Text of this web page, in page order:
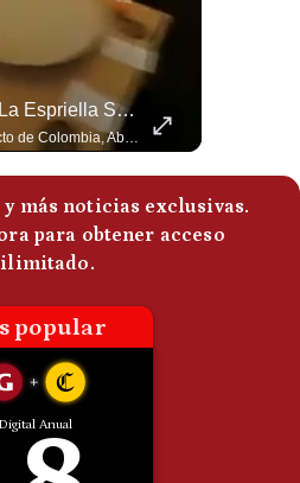
Abelardo De La Espriella Se Reúne Con Javier Milei En Cali | Gestión Mundo
El presidente electo de Colombia, Abelardo de la Espriella, sostuvo una reunión bilateral en Cali con el mandatario argentino Javier Milei. El encuentro se dio pocas horas antes de la ceremonia de investidura presidencial para el periodo 2026-2030, marcando el inicio de una nueva alianza estratégica regional. #DeLaEspriella #JavierMilei #Colombia #Argentina #PoliticaLatina #Shorts 👉 Suscríbete y activa la campana para no perderte nuestro análisis diario. 🌎 Síguenos en nuestras redes sociales: 📌 Web oficial: https://gestion.pe/mundo/ 📌 LinkedIn: http://bit.ly/3HYIET0 📌 X (Twitter): http://bit.ly/4noZtX9 📌 TikTok: http://bit.ly/4evB6TO